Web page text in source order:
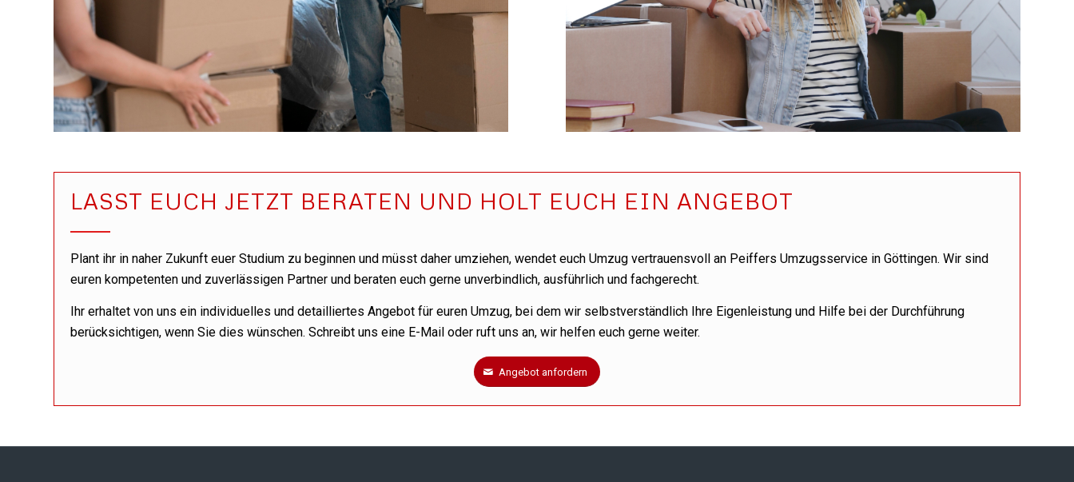
LASST EUCH JETZT BERATEN UND HOLT EUCH EIN ANGEBOT
Plant ihr in naher Zukunft euer Studium zu beginnen und müsst daher umziehen, wendet euch Umzug vertrauensvoll an Peiffers Umzugsservice in Göttingen. Wir sind
euren kompetenten und zuverlässigen Partner und beraten euch gerne unverbindlich, ausführlich und fachgerecht.
Ihr erhaltet von uns ein individuelles und detailliertes Angebot für euren Umzug, bei dem wir selbstverständlich Ihre Eigenleistung und Hilfe bei der Durchführung
berücksichtigen, wenn Sie dies wünschen. Schreibt uns eine E-Mail oder ruft uns an, wir helfen euch gerne weiter.
Angebot anfordern